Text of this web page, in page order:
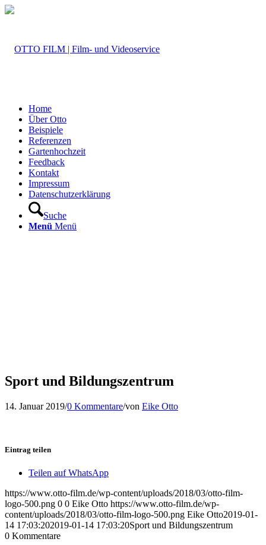
Home
Über Otto
Beispiele
Referenzen
Gartenhochzeit
Feedback
Kontakt
Impressum
Datenschutzerklärung
Suche
Menü Menü
Sport und Bildungszentrum
14. Januar 2019/0 Kommentare/von Eike Otto
Eintrag teilen
Teilen auf WhatsApp
https://www.otto-film.de/wp-content/uploads/2018/03/otto-film-
logo-500.png 0 0 Eike Otto https://www.otto-film.de/wp-
content/uploads/2018/03/otto-film-logo-500.png Eike Otto2019-01-
14 17:03:202019-01-14 17:03:20Sport und Bildungszentrum
0 Kommentare